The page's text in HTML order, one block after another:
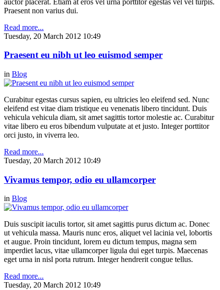
Praesent non varius dui.
Read more...
Tuesday, 20 March 2012 10:49
Praesent eu nibh ut leo euismod semper
in Blog
Curabitur egestas cursus sapien, eu ultricies leo eleifend sed. Nunc
eleifend est vitae diam tristique eu venenatis libero tincidunt. Duis
vehicula vehicula diam, sit amet sagittis tortor molestie ac. Curabitur
vitae libero eu eros bibendum vulputate at et justo. Integer porttitor
orci justo, in viverra leo.
Read more...
Tuesday, 20 March 2012 10:49
Vivamus tempor, odio eu ullamcorper
in Blog
Duis suscipit iaculis tortor, sit amet sagittis purus dictum ac. Donec
ut vehicula massa. Mauris nunc eros, aliquet vel lacinia vel, lobortis
et augue. Proin tincidunt, lorem eu dictum tempus, magna sem
imperdiet lacus, vitae ullamcorper ligula dui eget turpis. Maecenas
eget urna in nisl porta rutrum. Integer hendrerit congue tellus.
Read more...
Tuesday, 20 March 2012 10:49